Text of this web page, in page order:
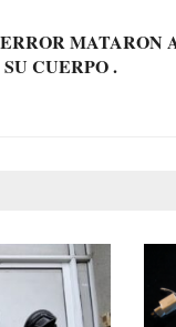
MATARON
CUERPO .